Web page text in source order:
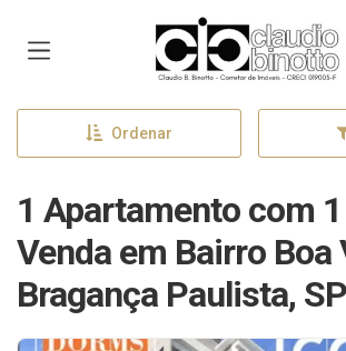
Página inicial
Ordenar
1 Apartamento com
Venda em Bairro Boa
Bragança Paulista, SP